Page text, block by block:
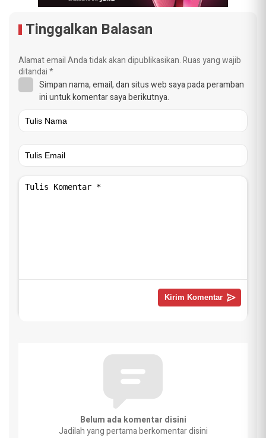
Tinggalkan Balasan
Alamat email Anda tidak akan dipublikasikan.Ruas yang wajib
ditandai*
Simpan nama, email, dan situs web saya pada peramban
ini untuk komentar saya berikutnya.
Belum ada komentar disini
Jadilah yang pertama berkomentar disini